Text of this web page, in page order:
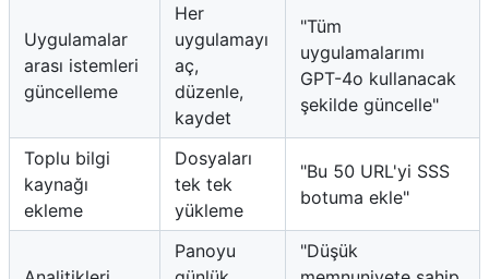
Uygulamalar
arası istemleri
güncelleme
Her
uygulamayı
aç,
düzenle,
kaydet
"Tüm
uygulamalarımı
GPT-4o kullanacak
şekilde güncelle"
Toplu bilgi
kaynağı
ekleme
Dosyaları
tek tek
yükleme
"Bu 50 URL'yi SSS
botuma ekle"
Panoyu
"Düşük